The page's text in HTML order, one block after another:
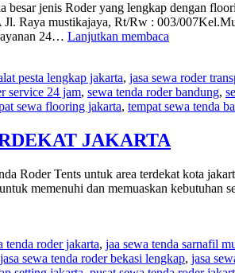
jenis Roder yang lengkap dengan
Raya mustikajaya, Rt/Rw : 003/
24… Lanjutkan membaca
JENIS
RODER
LENGKAP
JAKARTA
pesta lengkap jakarta, jasa sewa roder
service 24 jam, sewa tenda roder bandung,
sewa flooring jakarta, tempat sewa tenda
JAKARTA
Roder Tents untuk area terdekat kota
memenuhi dan memuaskan
tenda roder jakarta, jaa sewa tenda sarnafil
jasa sewa tenda roder bekasi lengkap, jasa